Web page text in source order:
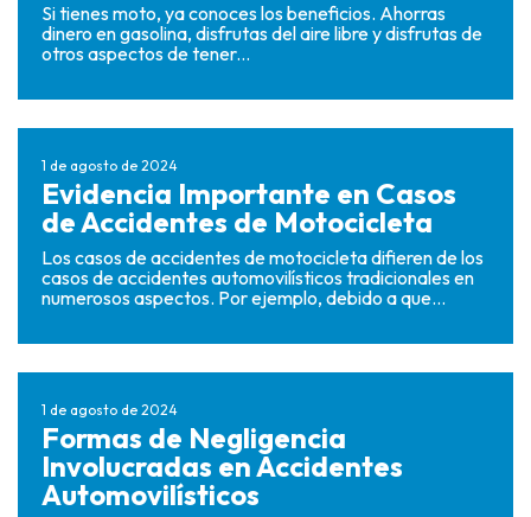
Si tienes moto, ya conoces los beneficios. Ahorras
dinero en gasolina, disfrutas del aire libre y disfrutas de
otros aspectos de tener...
1 de agosto de 2024
Evidencia Importante en Casos
de Accidentes de Motocicleta
Los casos de accidentes de motocicleta difieren de los
casos de accidentes automovilísticos tradicionales en
numerosos aspectos. Por ejemplo, debido a que...
1 de agosto de 2024
Formas de Negligencia
Involucradas en Accidentes
Automovilísticos